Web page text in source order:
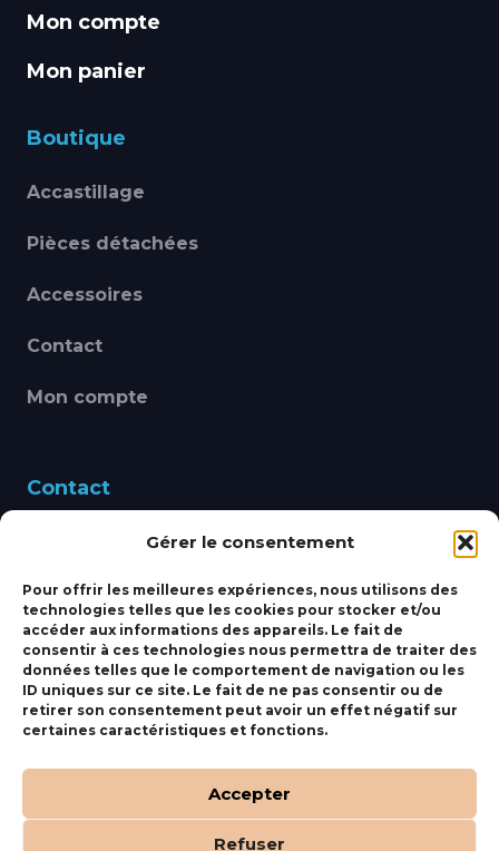
Gérer le consentement
Pour offrir les meilleures expériences, nous utilisons des
technologies telles que les cookies pour stocker et/ou
accéder aux informations des appareils. Le fait de
consentir à ces technologies nous permettra de traiter des
données telles que le comportement de navigation ou les
ID uniques sur ce site. Le fait de ne pas consentir ou de
retirer son consentement peut avoir un effet négatif sur
certaines caractéristiques et fonctions.
Accepter
Refuser
Mon compte
Mon panier
Boutique
Accastillage
Pièces détachées
Accessoires
Contact
Mon compte
Contact
460 Avenue Alain Le
bbsmarine@bbs-
marine.fr
Fixe:04 27 50 24 50
Mobile:06 69 44 48 83